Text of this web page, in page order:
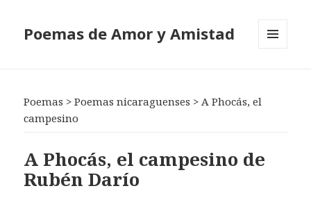
Poemas de Amor y Amistad
Poemas >Poemas nicaraguenses >A Phocás, el
campesino
A Phocás, el campesino de
Rubén Darío